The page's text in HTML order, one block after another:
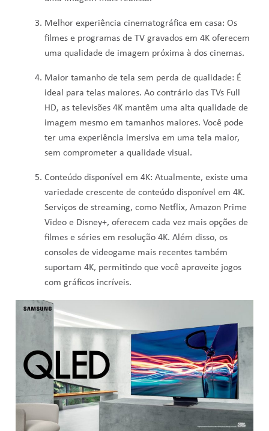
Melhor experiência cinematográfica em casa: Os
filmes e programas de TV gravados em 4K oferecem
uma qualidade de imagem próxima à dos cinemas.
Maior tamanho de tela sem perda de qualidade: É
ideal para telas maiores. Ao contrário das TVs Full
HD, as televisões 4K mantêm uma alta qualidade de
imagem mesmo em tamanhos maiores. Você pode
ter uma experiência imersiva em uma tela maior,
sem comprometer a qualidade visual.
Conteúdo disponível em 4K: Atualmente, existe uma
variedade crescente de conteúdo disponível em 4K.
Serviços de streaming, como Netflix, Amazon Prime
Video e Disney+, oferecem cada vez mais opções de
filmes e séries em resolução 4K. Além disso, os
consoles de videogame mais recentes também
suportam 4K, permitindo que você aproveite jogos
com gráficos incríveis.